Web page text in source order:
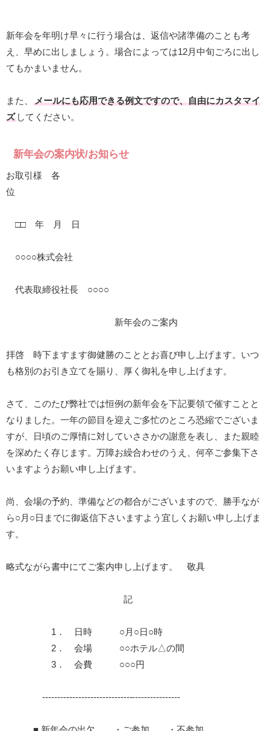
新年会を年明け早々に行う場合は、返信や諸準備のことも考
え、早めに出しましょう。場合によっては12月中旬ごろに出し
てもかまいません。
また、
メールにも応用できる例文ですので、自由にカスタマイ
ズ してください。
新年会の案内状/お知らせ
お取引様 各
位
□□ 年 月 日
○○○○株式会社
代表取締役社長 ○○○○
新年会のご案内
拝啓 時下ますます御健勝のこととお喜び申し上げます。いつ
も格別のお引き立てを賜り、厚く御礼を申し上げます。
さて、このたび弊社では恒例の新年会を下記要領で催すことと
なりました。一年の節目を迎えご多忙のところ恐縮でございま
すが、日頃のご厚情に対していささかの謝意を表し、また親睦
を深めたく存じます。万障お繰合わせのうえ、何卒ご参集下さ
いますようお願い申し上げます。
尚、会場の予約、準備などの都合がございますので、勝手なが
ら○月○日までに御返信下さいますよう宜しくお願い申し上げま
す。
略式ながら書中にてご案内申し上げます。 敬具
記
1． 日時 ○月○日○時
2． 会場 ○○ホテル△の間
3． 会費 ○○○円
----------------------------------------------